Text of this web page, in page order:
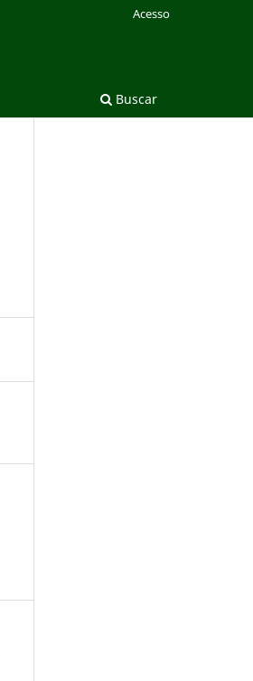
Buscar
Acesso